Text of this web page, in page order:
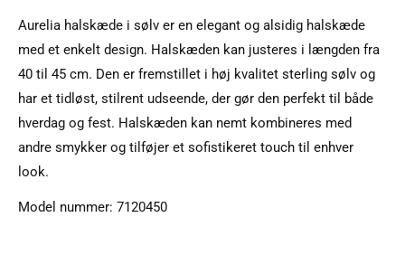
Aurelia halskæde i sølv er en elegant og alsidig halskæde
med et enkelt design. Halskæden kan justeres i længden fra
40 til 45 cm. Den er fremstillet i høj kvalitet sterling sølv og
har et tidløst, stilrent udseende, der gør den perfekt til både
hverdag og fest. Halskæden kan nemt kombineres med
andre smykker og tilføjer et sofistikeret touch til enhver
look.
Model nummer: 7120450